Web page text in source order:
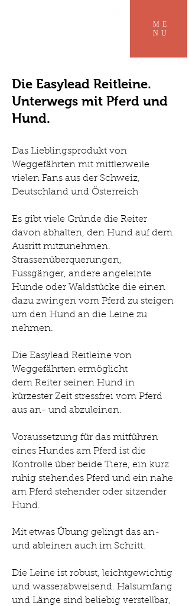
ME
NU
Die Easylead Reitleine.
Unterwegs mit Pferd und
Hund.
Das Lieblingsprodukt von
Weggefährten mit mittlerweile
vielen Fans aus der Schweiz,
Deutschland und Österreich
Es gibt viele Gründe die Reiter
davon abhalten, den Hund auf dem
Ausritt mitzunehmen.
Strassenüberquerungen,
Fussgänger, andere angeleinte
Hunde oder Waldstücke die einen
dazu zwingen vom Pferd zu steigen
um den Hund an die Leine zu
nehmen.
Die Easylead Reitleine von
Weggefährten ermöglicht
dem Reiter seinen Hund in
kürzester Zeit stressfrei vom Pferd
aus an- und abzuleinen.
Voraussetzung für das mitführen
eines Hundes am Pferd ist die
Kontrolle über beide Tiere, ein kurz
ruhig stehendes Pferd und ein nahe
am Pferd stehender oder sitzender
Hund.
Mit etwas Übung gelingt das an-
und ableinen auch im Schritt.
Die Leine ist robust, leichtgewichtig
und wasserabweisend. Halsumfang
und Länge sind beliebig verstellbar,